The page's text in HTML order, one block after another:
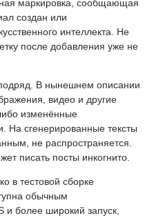
маркировка, сообщающая
создан или
интеллекта. Не
после добавления уже не
В нынешнем описании
видео и другие
изменённые
На сгенерированные тексты
не распространяется.
писать посты инкогнито.
в тестовой сборке
обычным
и более широкий запуск,